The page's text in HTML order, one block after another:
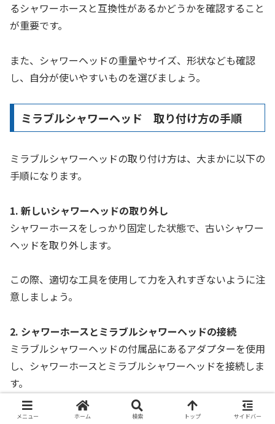
るシャワーホースと互換性があるかどうかを確認すること
が重要です。
また、シャワーヘッドの重量やサイズ、形状なども確認
し、自分が使いやすいものを選びましょう。
ミラブルシャワーヘッド 取り付け方の手順
ミラブルシャワーヘッドの取り付け方は、大まかに以下の
手順になります。
1. 新しいシャワーヘッドの取り外し
シャワーホースをしっかり固定した状態で、古いシャワー
ヘッドを取り外します。
この際、適切な工具を使用して力を入れすぎないように注
意しましょう。
2. シャワーホースとミラブルシャワーヘッドの接続
ミラブルシャワーヘッドの付属品にあるアダプターを使用
し、シャワーホースとミラブルシャワーヘッドを接続しま
す。
この際、しっかりと固定し、漏水が起こらないように注意
メニュー ホーム 検索 トップ サイドバー